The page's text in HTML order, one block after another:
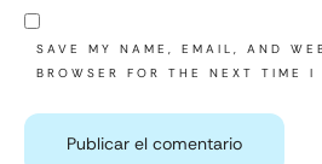
SAVE MY NAME, EMAIL, AND
BROWSER FOR THE NEXT TIME I